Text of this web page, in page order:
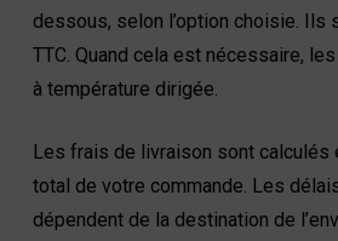
dessous, selon l’option choisie. Ils
TTC. Quand cela est nécessaire,
à température dirigée.
Les frais de livraison sont calculés
total de votre commande. Les
dépendent de la destination de